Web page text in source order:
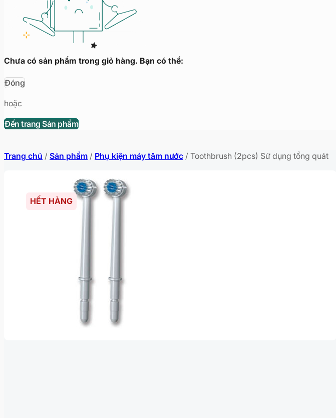
Chưa có sản phẩm trong giỏ hàng. Bạn có thể:
Đóng
hoặc
Đến trang Sản phẩm
Trang chủ / Sản phẩm / Phụ kiện máy tăm nước / Toothbrush (2pcs) Sử dụng tổng quát
HẾT HÀNG